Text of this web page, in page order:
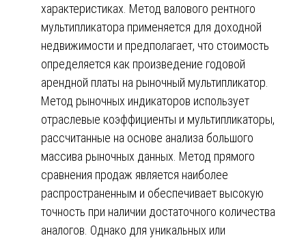
характеристиках. Метод валового рентного
мультипликатора применяется для доходной
недвижимости и предполагает, что стоимость
определяется как произведение годовой
арендной платы на рыночный мультипликатор.
Метод рыночных индикаторов использует
отраслевые коэффициенты и мультипликаторы,
рассчитанные на основе анализа большого
массива рыночных данных. Метод прямого
сравнения продаж является наиболее
распространенным и обеспечивает высокую
точность при наличии достаточного количества
аналогов. Однако для уникальных или